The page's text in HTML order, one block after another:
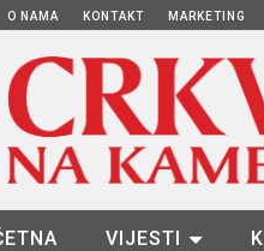
O NAMA KONTAKT MARKETING
VIJESTI